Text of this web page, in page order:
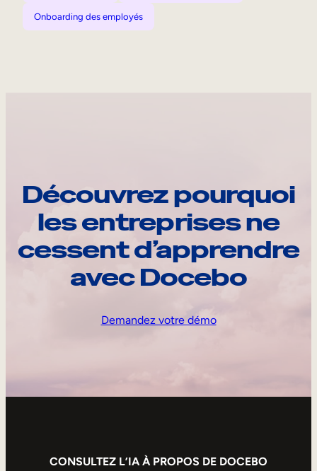
Onboarding des employés
Découvrez pourquoi
les entreprises ne
cessent d’apprendre
avec Docebo
Demandez votre démo
CONSULTEZ L’IA À PROPOS DE DOCEBO